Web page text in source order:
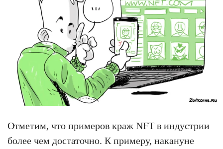
Отметим, что примеров краж NFT в индустрии
более чем достаточно. К примеру, накануне